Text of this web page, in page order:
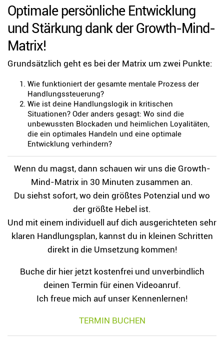
Optimale persönliche Entwicklung
und Stärkung dank der Growth-Mind-
Matrix!
Grundsätzlich geht es bei der Matrix um zwei Punkte:
Wie funktioniert der gesamte mentale Prozess der
Handlungssteuerung?
Wie ist deine Handlungslogik in kritischen
Situationen? Oder anders gesagt: Wo sind die
unbewussten Blockaden und heimlichen Loyalitäten,
die ein optimales Handeln und eine optimale
Entwicklung verhindern?
Wenn du magst, dann schauen wir uns die Growth-
Mind-Matrix in 30 Minuten zusammen an.
Du siehst sofort, wo dein größtes Potenzial und wo
der größte Hebel ist.
Und mit einem individuell auf dich ausgerichteten sehr
klaren Handlungsplan, kannst du in kleinen Schritten
direkt in die Umsetzung kommen!
Buche dir hier jetzt kostenfrei und unverbindlich
deinen Termin für einen Videoanruf.
Ich freue mich auf unser Kennenlernen!
TERMIN BUCHEN